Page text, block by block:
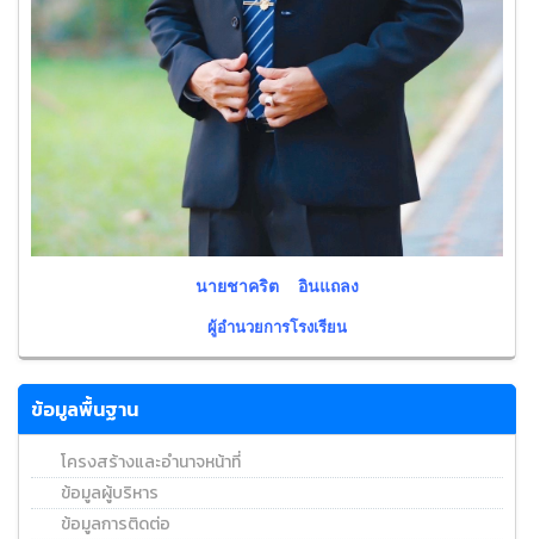
นายชาคริต อินแถลง
ผู้อำนวยการโรงเรียน
ข้อมูลพื้นฐาน
โครงสร้างและอำนาจหน้าที่
ข้อมูลผู้บริหาร
ข้อมูลการติดต่อ